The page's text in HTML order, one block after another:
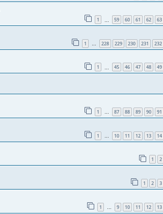
1 59 60 61 62 63
1 … 228 229 230 231 232
1 45 46 47 48 49
1 … 87 88 89 90 91
1 … 10 11 12 13 14
1 2
1 2 3
1 … 9 10 11 12 13